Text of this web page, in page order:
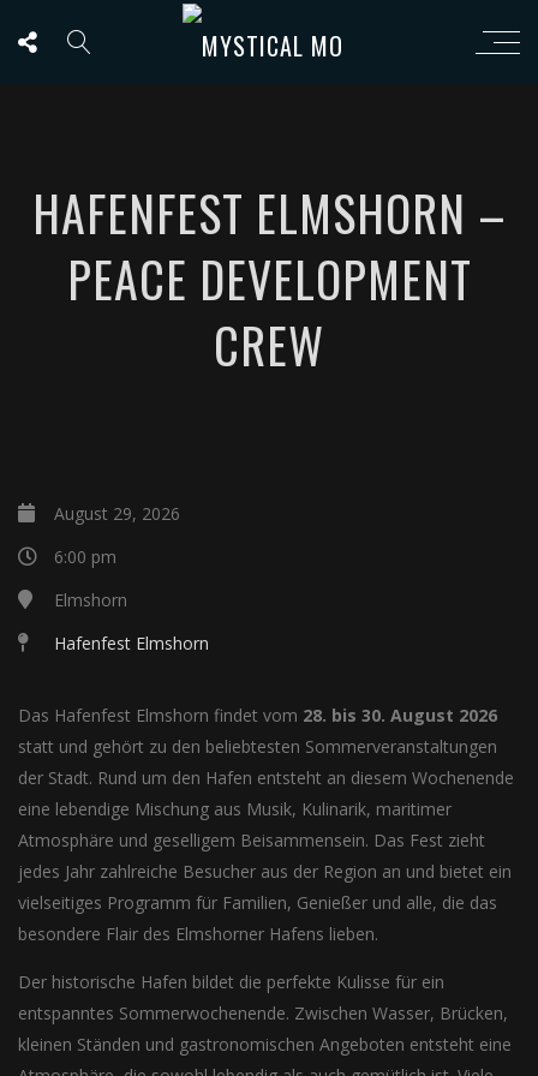
HAFENFEST ELMSHORN –
PEACE DEVELOPMENT
CREW
August 29, 2026
6:00 pm
Elmshorn
Hafenfest Elmshorn
Das Hafenfest Elmshorn findet vom 28. bis 30. August 2026
statt und gehört zu den beliebtesten Sommerveranstaltungen
der Stadt. Rund um den Hafen entsteht an diesem Wochenende
eine lebendige Mischung aus Musik, Kulinarik, maritimer
Atmosphäre und geselligem Beisammensein. Das Fest zieht
jedes Jahr zahlreiche Besucher aus der Region an und bietet ein
vielseitiges Programm für Familien, Genießer und alle, die das
besondere Flair des Elmshorner Hafens lieben.
Der historische Hafen bildet die perfekte Kulisse für ein
entspanntes Sommerwochenende. Zwischen Wasser, Brücken,
kleinen Ständen und gastronomischen Angeboten entsteht eine